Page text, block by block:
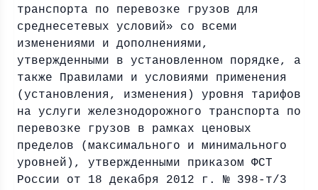
транспорта по перевозке грузов для
среднесетевых условий» со всеми
изменениями и дополнениями,
утвержденными в установленном порядке, а
также Правилами и условиями применения
(установления, изменения) уровня тарифов
на услуги железнодорожного транспорта по
перевозке грузов в рамках ценовых
пределов (максимального и минимального
уровней), утвержденными приказом ФСТ
России от 18 декабря 2012 г. № 398-т/3